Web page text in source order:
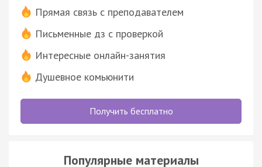
Прямая связь с преподавателем
Письменные дз с проверкой
Интересные онлайн-занятия
Душевное комьюнити
Получить бесплатно
Популярные материалы